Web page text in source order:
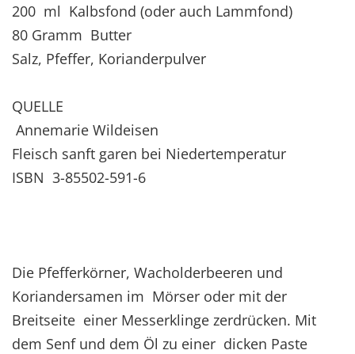
200 ml Kalbsfond (oder auch Lammfond)
80 Gramm Butter
Salz, Pfeffer, Korianderpulver
QUELLE
Annemarie Wildeisen
Fleisch sanft garen bei Niedertemperatur
ISBN 3-85502-591-6
Die Pfefferkörner, Wacholderbeeren und
Koriandersamen im Mörser oder mit der
Breitseite einer Messerklinge zerdrücken. Mit
dem Senf und dem Öl zu einer dicken Paste